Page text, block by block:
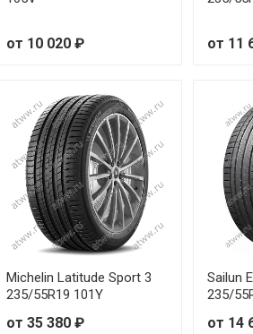
от 10 020 ₽ от 11
Michelin Latitude Sport 3
235/55R19 101Y
от 35 380 ₽
Sailun
235/
от 14